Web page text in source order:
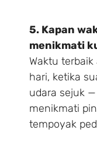
5. Kapan
menikmati
Waktu
hari, ketika
udara sejuk
menikmati
tempoyak